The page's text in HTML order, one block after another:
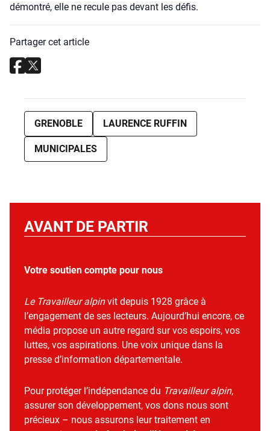
démon­tré, elle ne recule pas devant les défis.
Partager cet article
GRENOBLE LAURENCE RUFFIN
MUNICIPALES
AVANT DE PARTIR
Votre soutien compte pour nous
Le Travailleur alpinvit depuis 1928 grâce à
l’engagement de ses lecteurs. Aujourd’hui encore, ce
média propose un autre regard sur vos espoirs, vos
luttes, vos aspirations. Une voix unique dans la
presse d’information départementale.
Pour protéger l’indépendance du Travailleur alpin,
assurer son développement, vos dons nous sont
précieux – nous assurons leur traitement en